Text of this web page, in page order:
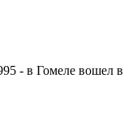
- в Гомеле вошел